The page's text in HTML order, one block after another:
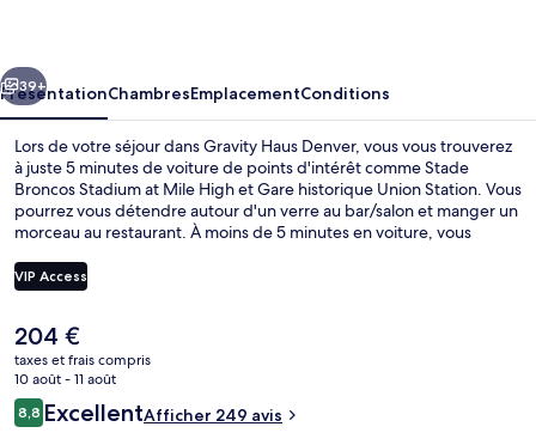
Suivant
39+
PrésentationChambresEmplacementConditions
Lors de votre séjour dans Gravity Haus Denver, vous vous trouverez
à juste 5 minutes de voiture de points d'intérêt comme Stade
Broncos Stadium at Mile High et Gare historique Union Station. Vous
pourrez vous détendre autour d'un verre au bar/salon et manger un
morceau au restaurant. À moins de 5 minutes en voiture, vous
Arena.
VIP Access
Le
prix
actuel
est
de
204 €
taxes et frais compris
10 août - 11 août
Avis
voyageurs
8,88,8 sur 10
ExcellentAfficher 249 avis